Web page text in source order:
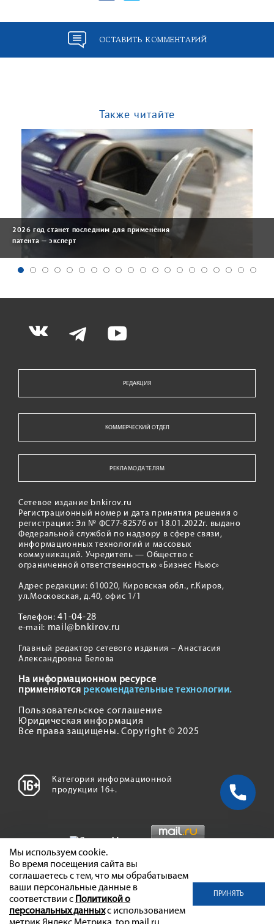
ОСТАВИТЬ КОММЕНТАРИЙ
Также читайте
2026 год станет последним для применения
патента — эксперт
РЕДАКЦИЯ
КОММЕРЧЕСКИЙ ОТДЕЛ
РЕКЛАМОДАТЕЛЯМ
Сетевое издание bnkirov.ru
Регистрационный номер и дата принятия решения о
регистрации: Эл № ФС77-82576 от 18.01.2022г. выдано
Федеральной службой по надзору в сфере связи,
информационных технологий и массовых
коммуникаций. Учредитель — Общество с
ограниченной ответственностью «Бизнес Ньюс»
Адрес редакции: 610020, Кировская обл., г.Киров,
ул.Московская, д.40, офис 1/1
Телефон:41-04-28
e-mail: mail@bnkirov.ru
Главный редактор сетевого издания – Анастасия
Александровна Белова
На информационном ресурсе
применяются рекомендательные технологии.
Пользовательское соглашение
Юридическая информация
Все права защищены. Copyright © 2025
Категория информационной
продукции 16+.
Мы используем cookie.
Во время посещения сайта вы
соглашаетесь с тем, что мы обрабатываем
ваши персональные данные в
соответствии с Политикой о
персональных данныхс использованием
ПРИНЯТЬ